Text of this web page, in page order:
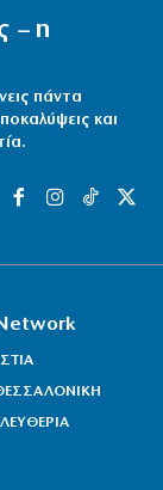
– η
πάντα
και